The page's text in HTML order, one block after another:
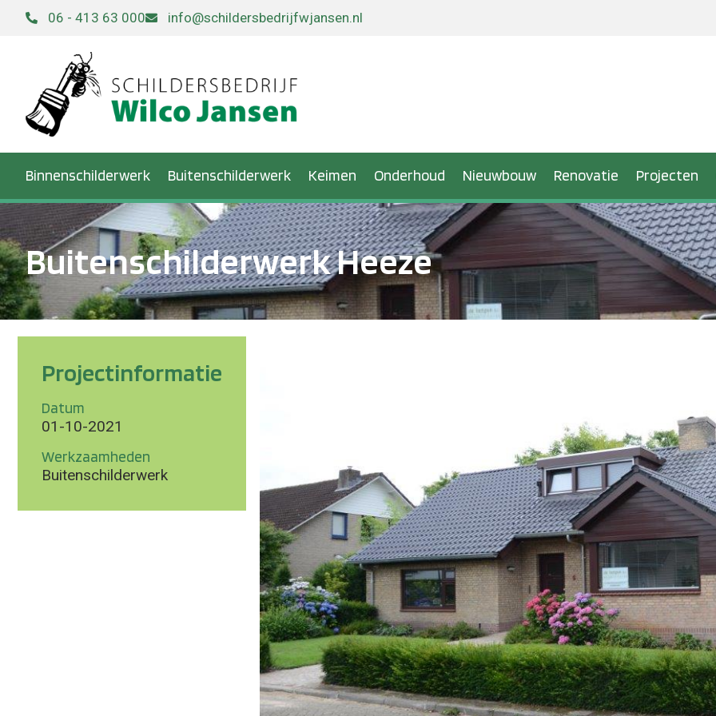
06 - 413 63 000 info@schildersbedrijfwjansen.nl
Binnenschilderwerk Buitenschilderwerk Keimen Onderhoud Nieuwbouw Renovatie Projecten
Buitenschilderwerk Heeze
Projectinformatie
Datum
01-10-2021
Werkzaamheden
Buitenschilderwerk